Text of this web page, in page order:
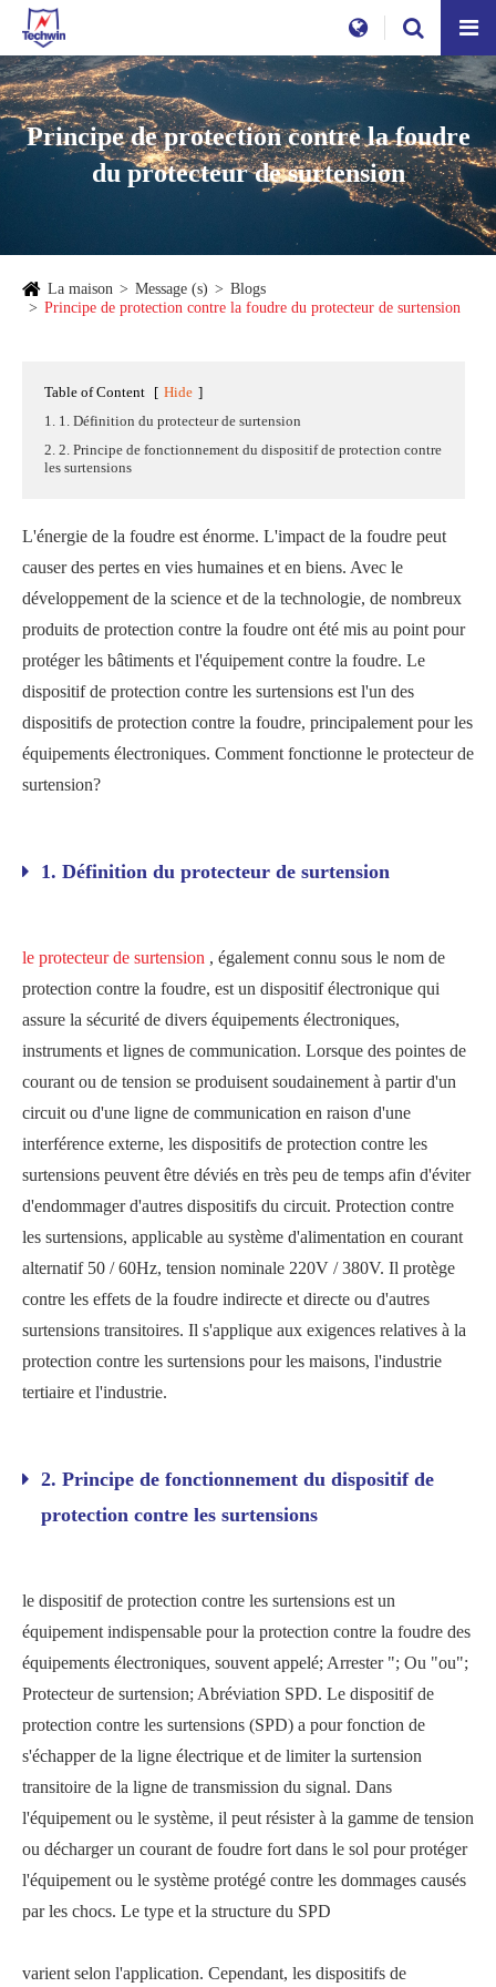
Principe de protection contre la foudre
du protecteur de surtension
La maison Message (s)
Blogs
Principe de protection contre la foudre du protecteur de surtension
Table of Content [ Hide ]
1. 1. Définition du protecteur de surtension
2. 2. Principe de fonctionnement du dispositif de protection contre
les surtensions
L'énergie de la foudre est énorme. L'impact de la foudre peut
causer des pertes en vies humaines et en biens. Avec le
développement de la science et de la technologie, de nombreux
produits de protection contre la foudre ont été mis au point pour
protéger les bâtiments et l'équipement contre la foudre. Le
dispositif de protection contre les surtensions est l'un des
dispositifs de protection contre la foudre, principalement pour les
équipements électroniques. Comment fonctionne le protecteur de
surtension?
1. Définition du protecteur de surtension
le protecteur de surtension , également connu sous le nom de
protection contre la foudre, est un dispositif électronique qui
assure la sécurité de divers équipements électroniques,
instruments et lignes de communication. Lorsque des pointes de
courant ou de tension se produisent soudainement à partir d'un
circuit ou d'une ligne de communication en raison d'une
interférence externe, les dispositifs de protection contre les
surtensions peuvent être déviés en très peu de temps afin d'éviter
d'endommager d'autres dispositifs du circuit. Protection contre
les surtensions, applicable au système d'alimentation en courant
alternatif 50 / 60Hz, tension nominale 220V / 380V. Il protège
contre les effets de la foudre indirecte et directe ou d'autres
surtensions transitoires. Il s'applique aux exigences relatives à la
protection contre les surtensions pour les maisons, l'industrie
tertiaire et l'industrie.
2. Principe de fonctionnement du dispositif de
protection contre les surtensions
le dispositif de protection contre les surtensions est un
équipement indispensable pour la protection contre la foudre des
équipements électroniques, souvent appelé; Arrester "; Ou "ou";
Protecteur de surtension; Abréviation SPD. Le dispositif de
protection contre les surtensions (SPD) a pour fonction de
s'échapper de la ligne électrique et de limiter la surtension
transitoire de la ligne de transmission du signal. Dans
l'équipement ou le système, il peut résister à la gamme de tension
ou décharger un courant de foudre fort dans le sol pour protéger
l'équipement ou le système protégé contre les dommages causés
par les chocs. Le type et la structure du SPD
varient selon l'application. Cependant, les dispositifs de